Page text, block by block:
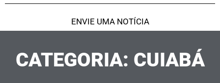
ENVIE UMA NOTÍCIA
CATEGORIA: CUIABÁ